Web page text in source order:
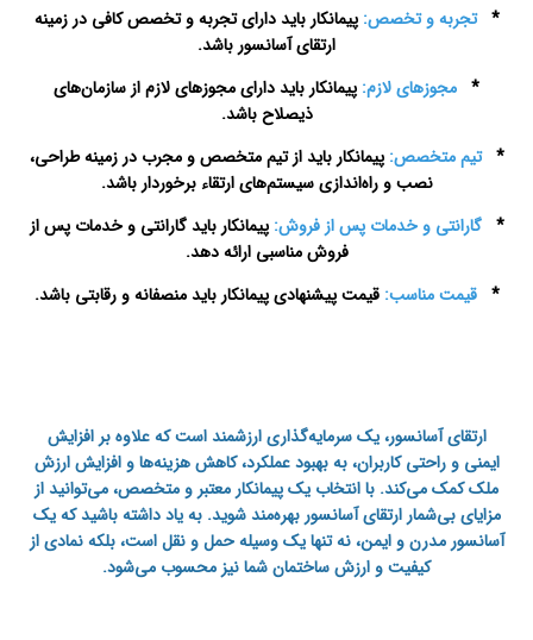
* تجربه و تخصص: پیمانکار باید دارای تجربه و تخصص کافی در زمینه
ارتقای آسانسور باشد.
* مجوزهای لازم: پیمانکار باید دارای مجوزهای لازم از سازمان‌های
ذیصلاح باشد.
* تیم متخصص:پیمانکار باید از تیم متخصص و مجرب در زمینه طراحی،
نصب و راه‌اندازی سیستم‌های ارتقاء برخوردار باشد.
* گارانتی و خدمات پس از فروش:پیمانکار باید گارانتی و خدمات پس از
فروش مناسبی ارائه دهد.
* قیمت مناسب:قیمت پیشنهادی پیمانکار باید منصفانه و رقابتی باشد.
ارتقای آسانسور، یک سرمایه‌گذاری ارزشمند است که علاوه بر افزایش
ایمنی و راحتی کاربران، به بهبود عملکرد، کاهش هزینه‌ها و افزایش ارزش
ملک کمک می‌کند. با انتخاب یک پیمانکار معتبر و متخصص، می‌توانید از
مزایای بی‌شمار ارتقای آسانسور بهره‌مند شوید. به یاد داشته باشید که یک
آسانسور مدرن و ایمن، نه تنها یک وسیله حمل و نقل است، بلکه نمادی از
کیفیت و ارزش ساختمان شما نیز محسوب می‌شود.